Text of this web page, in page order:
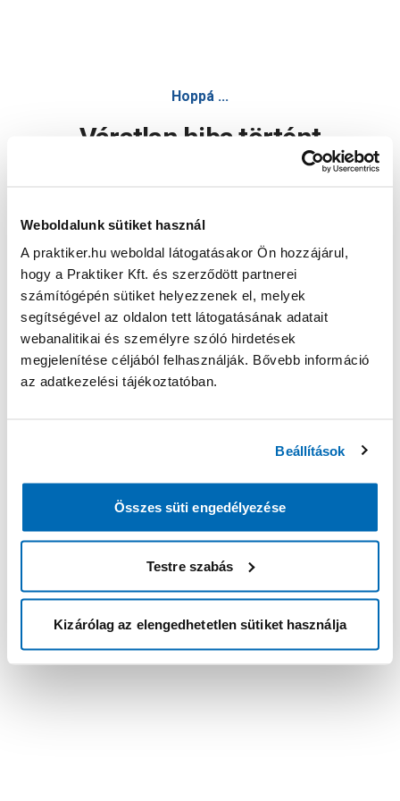
Weboldalunk sütiket használ
A praktiker.hu weboldal látogatásakor Ön hozzájárul,
hogy a Praktiker Kft. és szerződött partnerei
számítógépén sütiket helyezzenek el, melyek
segítségével az oldalon tett látogatásának adatait
webanalitikai és személyre szóló hirdetések
megjelenítése céljából felhasználják. Bővebb információ
az adatkezelési tájékoztatóban.
Beállítások
Összes süti engedélyezése
Testre szabás
Kizárólag az elengedhetetlen sütiket használja
Hoppá ...
Váratlan hiba történt
Oldal újratöltése